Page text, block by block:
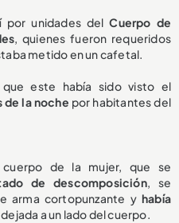
por unidades delCuerpo de
, quienes fueron requeridos
metido en un cafetal.
que este había sido visto el
de la noche por habitantes del
de la mujer, que se
de descomposición, se
arma cortopunzante y había
a un lado del cuerpo.